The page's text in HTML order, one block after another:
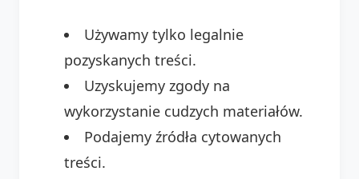
Używamy tylko legalnie
pozyskanych treści.
Uzyskujemy zgody na
wykorzystanie cudzych materiałów.
Podajemy źródła cytowanych
treści.